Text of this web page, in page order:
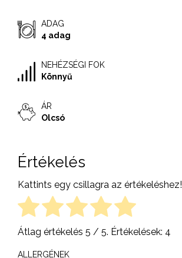
ADAG
4 adag
NEHÉZSÉGI FOK
Könnyű
ÁR
Olcsó
Értékelés
Kattints egy csillagra az értékeléshez!
Átlag értékelés 5 / 5. Értékelések: 4
ALLERGÉNEK